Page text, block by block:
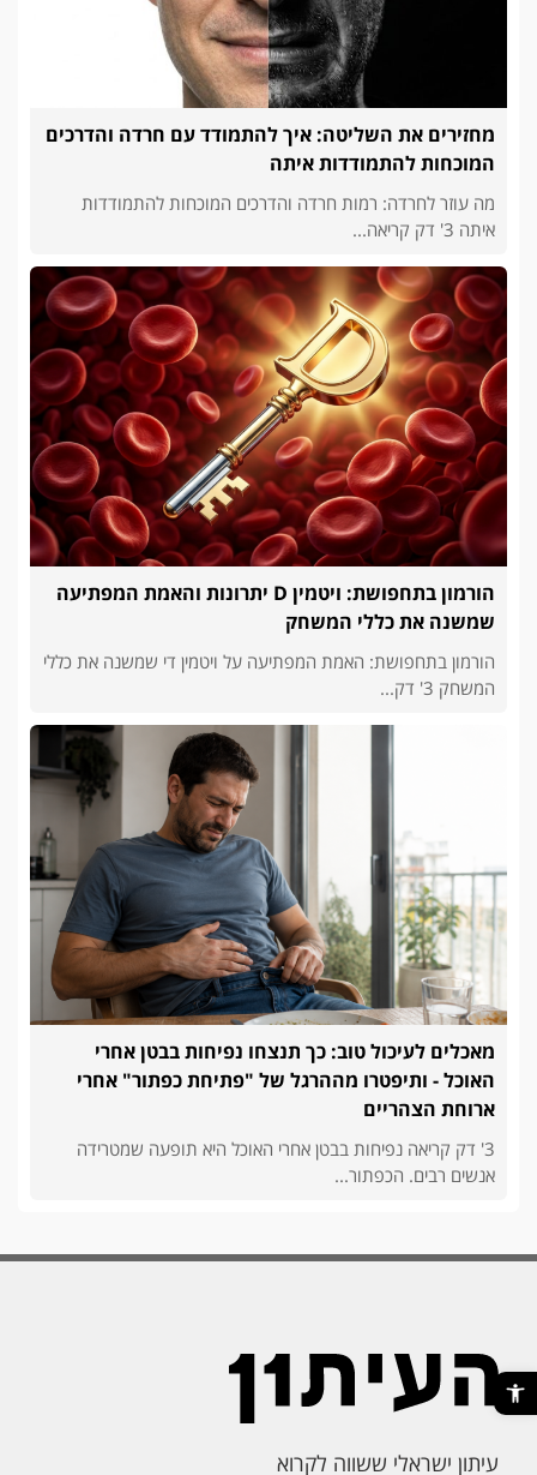
פתח סרגל נגישות
מחזירים את השליטה: איך להתמודד עם חרדה והדרכים
המוכחות להתמודדות איתה
מה עוזר לחרדה: רמות חרדה והדרכים המוכחות להתמודדות
איתה 3' דק קריאה...
הורמון בתחפושת: ויטמין D יתרונות והאמת המפתיעה
שמשנה את כללי המשחק
הורמון בתחפושת: האמת המפתיעה על ויטמין די שמשנה את כללי
המשחק 3' דק...
מאכלים לעיכול טוב: כך תנצחו נפיחות בבטן אחרי
האוכל - ותיפטרו מההרגל של "פתיחת כפתור" אחרי
ארוחת הצהריים
3' דק קריאה נפיחות בבטן אחרי האוכל היא תופעה שמטרידה
אנשים רבים. הכפתור...
עיתון ישראלי ששווה לקרוא